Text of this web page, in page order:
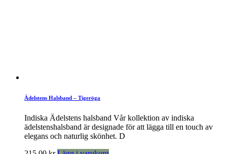
Ädelstens Halsband – Tigeröga
Indiska Ädelstens halsband Vår kollektion av indiska
ädelstenshalsband är designade för att lägga till en touch av
elegans och naturlig skönhet. D